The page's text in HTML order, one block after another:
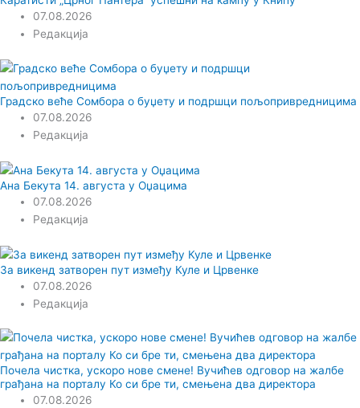
07.08.2026
Редакција
Градско веће Сомбора о буџету и подршци пољопривредницима
07.08.2026
Редакција
Ана Бекута 14. августа у Оџацима
07.08.2026
Редакција
За викенд затворен пут између Куле и Црвенке
07.08.2026
Редакција
Почела чистка, ускоро нове смене! Вучићев одговор на жалбе
грађана на порталу Ко си бре ти, смењена два директора
07.08.2026